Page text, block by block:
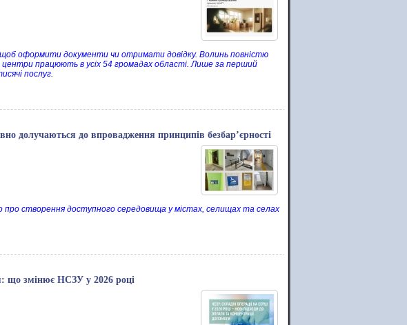
оформити документи чи отримати довідку. Волинь повністю
працюють в усіх 54 громадах області. Лише за перший
послуг.
долучаються до впровадження принципів безбар’єрності
про створення доступного середовища у містах, селищах та селах
що змінює НСЗУ у 2026 році